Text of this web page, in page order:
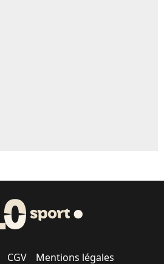
CGV Mentions légales